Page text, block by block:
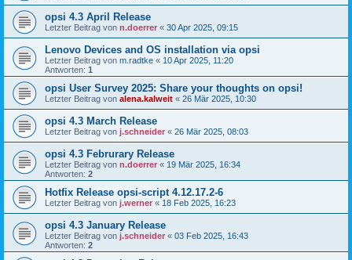
opsi 4.3 April Release
Letzter Beitrag von n.doerrer « 30 Apr 2025, 09:15
Lenovo Devices and OS installation via opsi
Letzter Beitrag von m.radtke « 10 Apr 2025, 11:20
Antworten: 1
opsi User Survey 2025: Share your thoughts on opsi!
Letzter Beitrag von alena.kalweit « 26 Mär 2025, 10:30
opsi 4.3 March Release
Letzter Beitrag von j.schneider « 26 Mär 2025, 08:03
opsi 4.3 Februrary Release
Letzter Beitrag von n.doerrer « 19 Mär 2025, 16:34
Antworten: 2
Hotfix Release opsi-script 4.12.17.2-6
Letzter Beitrag von j.werner « 18 Feb 2025, 16:23
opsi 4.3 January Release
Letzter Beitrag von j.schneider « 03 Feb 2025, 16:43
Antworten: 2